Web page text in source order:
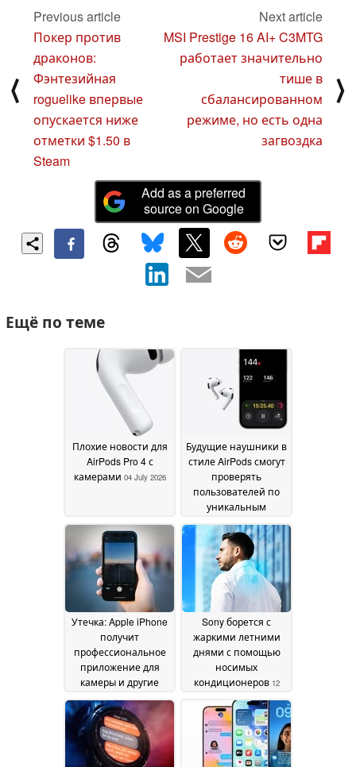
⟨
Previous article
Покер против
драконов:
Фэнтезийная
roguelike впервые
опускается ниже
отметки $1.50 в
Steam
Next article
MSI Prestige 16 AI+ C3MTG
работает значительно
тише в
сбалансированном
режиме, но есть одна
загвоздка
⟩
Add as a preferred
source on Google
Ещё по теме
Плохие новости для
AirPods Pro 4 с
камерами 04 July 2026
Будущие наушники в
стиле AirPods смогут
проверять
пользователей по
уникальным
сердечного ритма25
May 2026
Утечка: Apple iPhone
получит
профессиональное
приложение для
камеры и другие
в iOS 2713 May 2026
Sony борется с
жаркими летними
днями с помощью
носимых
кондиционеров 12
May 2026